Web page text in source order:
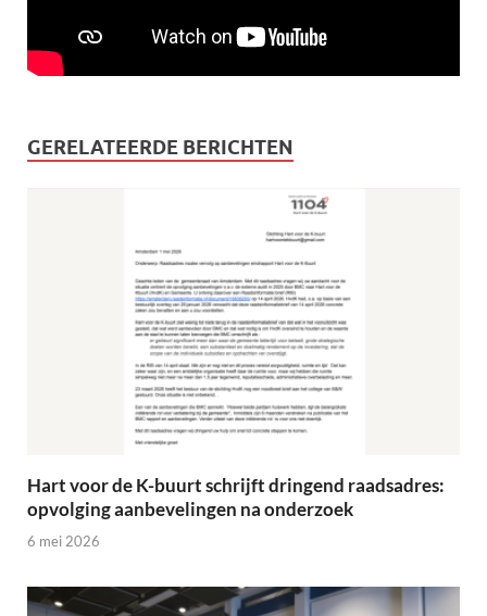
GERELATEERDE BERICHTEN
Hart voor de K-buurt schrijft dringend raadsadres:
opvolging aanbevelingen na onderzoek
6 mei 2026